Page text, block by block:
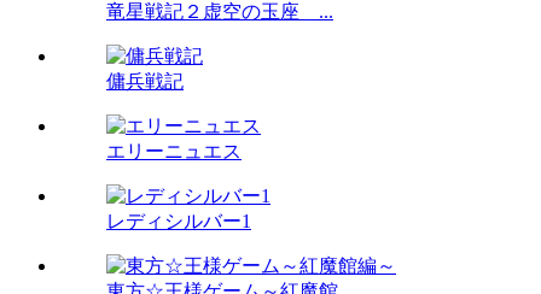
竜星戦記２虚空の玉座 ...
傭兵戦記
エリーニュエス
レディシルバー1